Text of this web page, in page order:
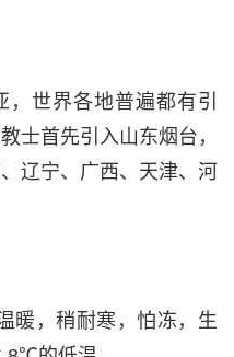
世界各地普遍都有引
士首先引入山东烟台，
辽宁、广西、天津、河
暖，稍耐寒，怕冻，生